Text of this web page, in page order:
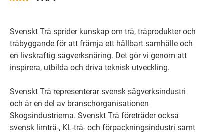
Svenskt Trä sprider kunskap om trä, träprodukter och
träbyggande för att främja ett hållbart samhälle och
en livskraftig sågverksnäring. Det gör vi genom att
inspirera, utbilda och driva teknisk utveckling.
Svenskt Trä representerar svensk sågverksindustri
och är en del av branschorganisationen
Skogsindustrierna. Svenskt Trä företräder också
svensk limträ-, KL-trä- och förpackningsindustri samt